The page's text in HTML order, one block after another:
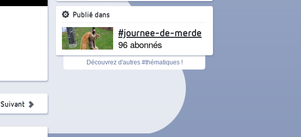
Suivant
Publié dans
#journee-de-merde
96 abonnés
Découvrez d'autres #thématiques !